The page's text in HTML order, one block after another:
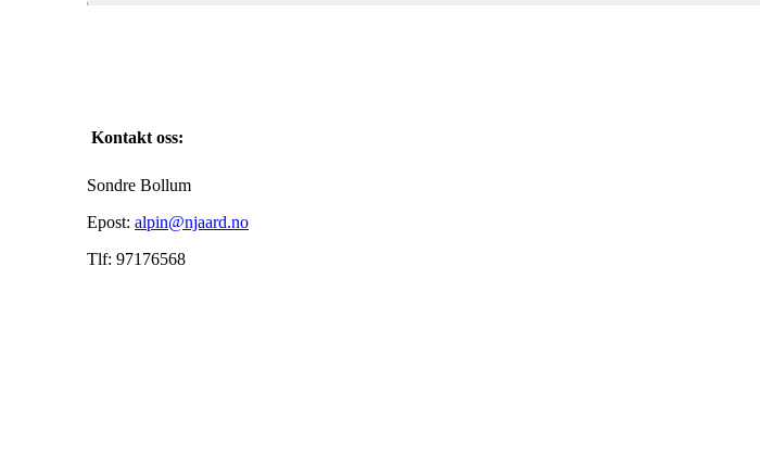
Kontakt oss:
Sondre Bollum
Epost: alpin@njaard.no
Tlf: 97176568